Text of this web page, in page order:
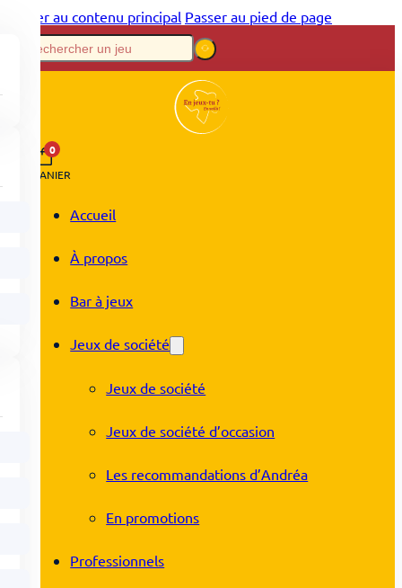
Passer au contenu principal Passer au pied de page
0
PANIER
Accueil
À propos
Bar à jeux
Jeux de société
Jeux de société
Jeux de société d’occasion
Les recommandations d’Andréa
En promotions
Professionnels